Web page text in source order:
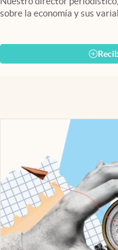
sobre la economía y sus